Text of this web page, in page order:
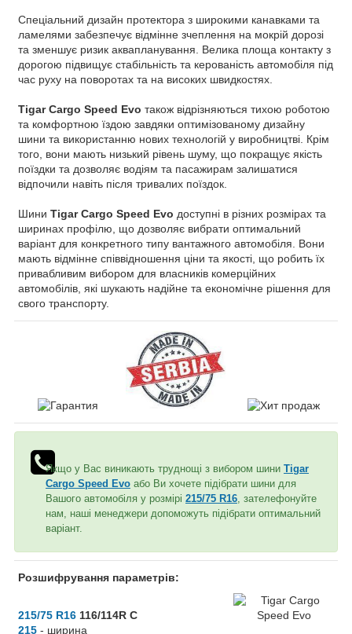
Спеціальний дизайн протектора з широкими канавками та
ламелями забезпечує відмінне зчеплення на мокрій дорозі
та зменшує ризик аквапланування. Велика площа контакту з
дорогою підвищує стабільність та керованість автомобіля під
час руху на поворотах та на високих швидкостях.
Tigar Cargo Speed ​​Evo також відрізняються тихою роботою
та комфортною їздою завдяки оптимізованому дизайну
шини та використанню нових технологій у виробництві. Крім
того, вони мають низький рівень шуму, що покращує якість
поїздки та дозволяє водіям та пасажирам залишатися
відпочили навіть після тривалих поїздок.
Шини Tigar Cargo Speed ​​Evo доступні в різних розмірах та
ширинах профілю, що дозволяє вибрати оптимальний
варіант для конкретного типу вантажного автомобіля. Вони
мають відмінне співвідношення ціни та якості, що робить їх
привабливим вибором для власників комерційних
автомобілів, які шукають надійне та економічне рішення для
свого транспорту.
Якщо у Вас виникають труднощі з вибором шини Tigar
Cargo Speed Evo або Ви хочете підібрати шини для
Вашого автомобіля у розмірі 215/75 R16 , зателефонуйте
нам, наші менеджери допоможуть підібрати оптимальний
варіант.
Розшифрування параметрів:
215/75 R16 116/114R C
215 - ширина